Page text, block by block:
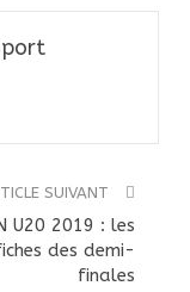
SUIVANT
U20 2019 : les
des demi-
finales